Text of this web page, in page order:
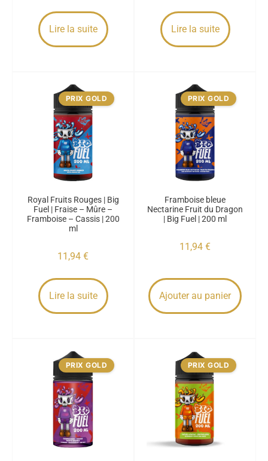
Lire la suite Lire la suite
PRIX GOLD
Royal Fruits Rouges | Big
Fuel | Fraise – Mûre –
Framboise – Cassis | 200
ml
11,94 €
Lire la suite
PRIX GOLD
Framboise bleue
Nectarine Fruit du Dragon
| Big Fuel | 200 ml
11,94 €
Ajouter au panier
PRIX GOLD PRIX GOLD